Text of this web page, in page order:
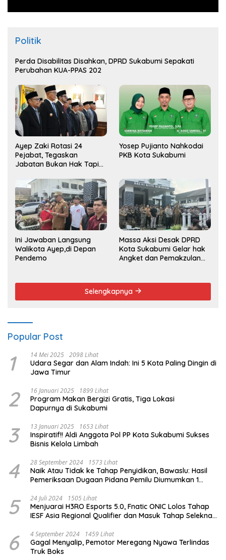
Politik
Perda Disabilitas Disahkan, DPRD Sukabumi Sepakati
Perubahan KUA-PPAS 202
Ayep Zaki Rotasi 24
Pejabat, Tegaskan
Jabatan Bukan Hak Tapi
Yosep Pujianto Nahkodai
PKB Kota Sukabumi
Ini Jawaban Langsung
Walikota Ayep,di Depan
Pendemo
Massa Aksi Desak DPRD
Kota Sukabumi Gelar hak
Angket dan Pemakzulan
Selengkapnya
Popular Post
1 14 Mei 2025 2098 Lihat
Udara Segar dan Alam Indah: Ini 5 Kota Paling Dingin di
Jawa Timur
2 16 Januari 2025 1899 Lihat
Program Makan Bergizi Gratis, Tiga Lokasi
Dapurnya di Sukabumi
3 13 Januari 2025 1653 Lihat
Inspiratif!! Aldi Anggota Pol PP Kota Sukabumi Sukses
Bisnis Kelola Limbah
4 28 September 2024 1573 Lihat
Naik Atau Tidak ke Tahap Penyidikan, Bawaslu: Hasil
Pemeriksaan Dugaan Pidana Pemilu Diumumkan 1
5 24 Juli 2024 1505 Lihat
Menjuarai H3RO Esports 5.0, Fnatic ONIC Lolos Tahap
IESF Asia Regional Qualifier dan Masuk Tahap Seleknas
6 4 September 2024 1459 Lihat
Gagal Menyalip, Pemotor Meregang Nyawa Terlindas
Truk Boks